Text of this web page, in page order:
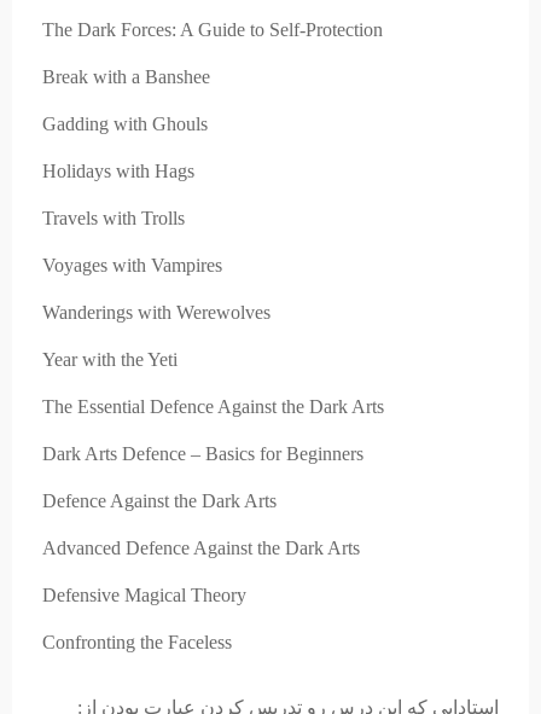
The Dark Forces: A Guide to Self-Protection
Break with a Banshee
Gadding with Ghouls
Holidays with Hags
Travels with Trolls
Voyages with Vampires
Wanderings with Werewolves
Year with the Yeti
The Essential Defence Against the Dark Arts
Dark Arts Defence – Basics for Beginners
Defence Against the Dark Arts
Advanced Defence Against the Dark Arts
Defensive Magical Theory
Confronting the Faceless
استادایی که این درس رو تدریس کردن عبارت بودن از: